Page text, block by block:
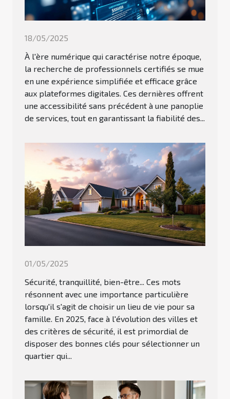
18/05/2025
À l'ère numérique qui caractérise notre époque,
la recherche de professionnels certifiés se mue
en une expérience simplifiée et efficace grâce
aux plateformes digitales. Ces dernières offrent
une accessibilité sans précédent à une panoplie
de services, tout en garantissant la fiabilité des...
01/05/2025
Sécurité, tranquillité, bien-être... Ces mots
résonnent avec une importance particulière
lorsqu'il s'agit de choisir un lieu de vie pour sa
famille. En 2025, face à l'évolution des villes et
des critères de sécurité, il est primordial de
disposer des bonnes clés pour sélectionner un
quartier qui...